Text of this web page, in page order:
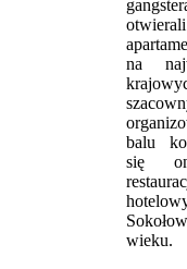
na
balu
się
wieku.